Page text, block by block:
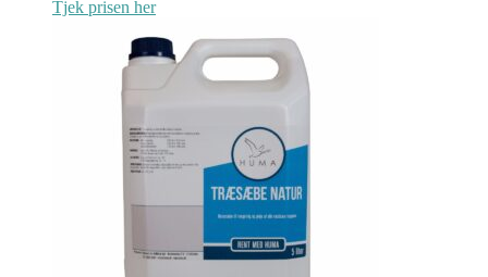
Tjek prisen her